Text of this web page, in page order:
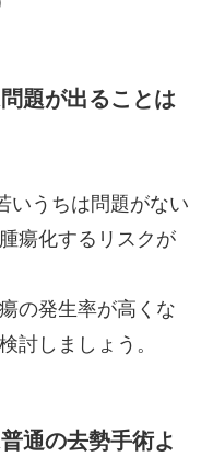
題が出ることは
いうちは問題がない
瘍化するリスクが
の発生率が高くな
討しましょう。
通の去勢手術よ